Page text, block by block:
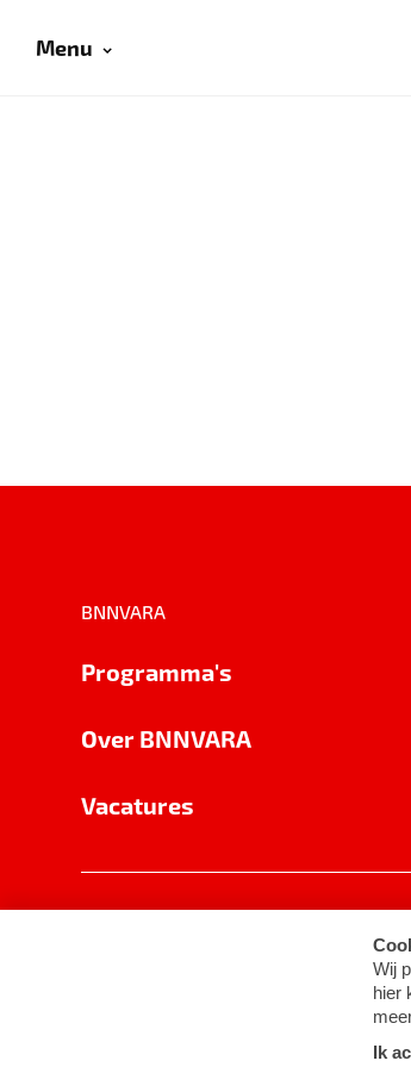
Menu
BNNVARA
Programma's
Over BNNVARA
Vacatures
Cookie-instellingen